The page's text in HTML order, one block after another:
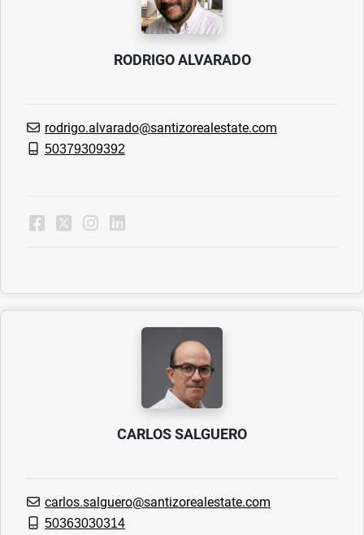
RODRIGO ALVARADO
rodrigo.alvarado@santizorealestate.com
50379309392
CARLOS SALGUERO
carlos.salguero@santizorealestate.com
50363030314